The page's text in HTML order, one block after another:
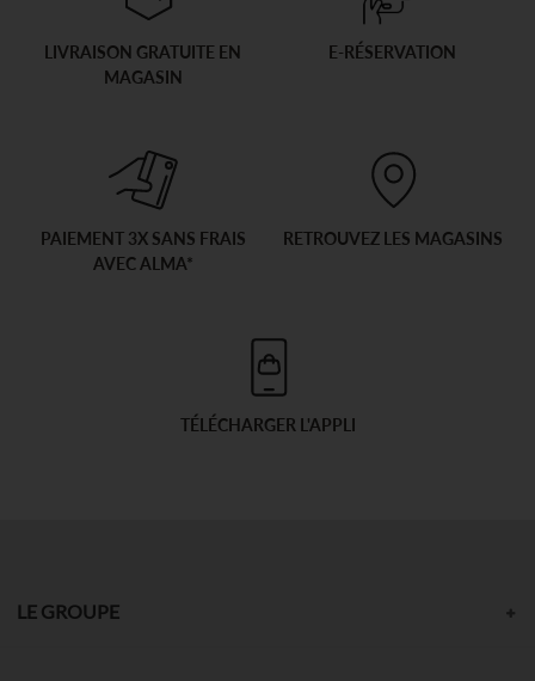
LIVRAISON GRATUITE EN
MAGASIN
E-RÉSERVATION
PAIEMENT 3X SANS FRAIS
AVEC ALMA*
RETROUVEZ LES MAGASINS
TÉLÉCHARGER L'APPLI
LE GROUPE